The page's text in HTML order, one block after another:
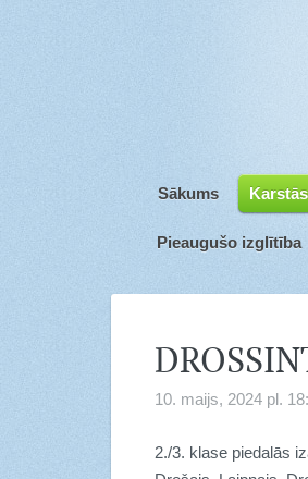
Sākums
Pieaugušo izglītība
10. maijs, 2024 pl.
2./3. klase piedalās